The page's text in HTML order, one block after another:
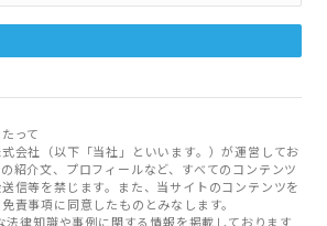
って
会社（以下「当社」といいます。）が運営してお
紹介文、プロフィールなど、すべてのコンテンツ
信等を禁じます。また、当サイトのコンテンツを
責事項に同意したものとみなします。
法律知識や事例に関する情報を掲載しております